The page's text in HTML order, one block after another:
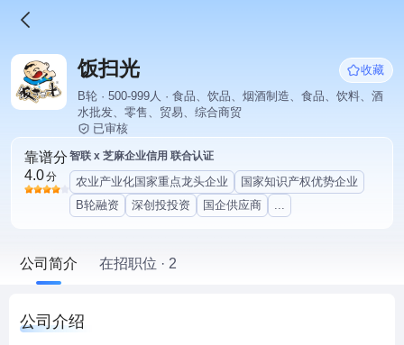
饭扫光
收藏
B轮 · 500-999人 · 食品、饮品、烟酒制造、食品、饮料、酒
水批发、零售、贸易、综合商贸
已审核
靠谱分
4.0分
智联 x 芝麻企业信用 联合认证
农业产业化国家重点龙头企业
国家知识产权优势企业
B轮融资
深创投投资 国企供应商 ...
公司简介 在招职位 · 2
公司介绍